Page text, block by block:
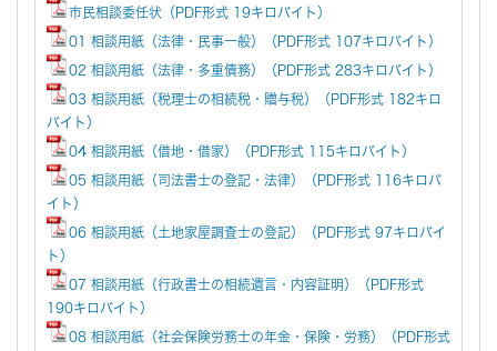
市民相談委任状（PDF形式 19キロバイト）
01 相談用紙（法律・民事一般）（PDF形式 107キロバイト）
02 相談用紙（法律・多重債務）（PDF形式 283キロバイト）
03 相談用紙（税理士の相続税・贈与税）（PDF形式 182キロ
バイト）
04 相談用紙（借地・借家）（PDF形式 115キロバイト）
05 相談用紙（司法書士の登記・法律）（PDF形式 116キロバ
イト）
06 相談用紙（土地家屋調査士の登記）（PDF形式 97キロバイ
ト）
07 相談用紙（行政書士の相続遺言・内容証明）（PDF形式
190キロバイト）
08 相談用紙（社会保険労務士の年金・保険・労務）（PDF形式